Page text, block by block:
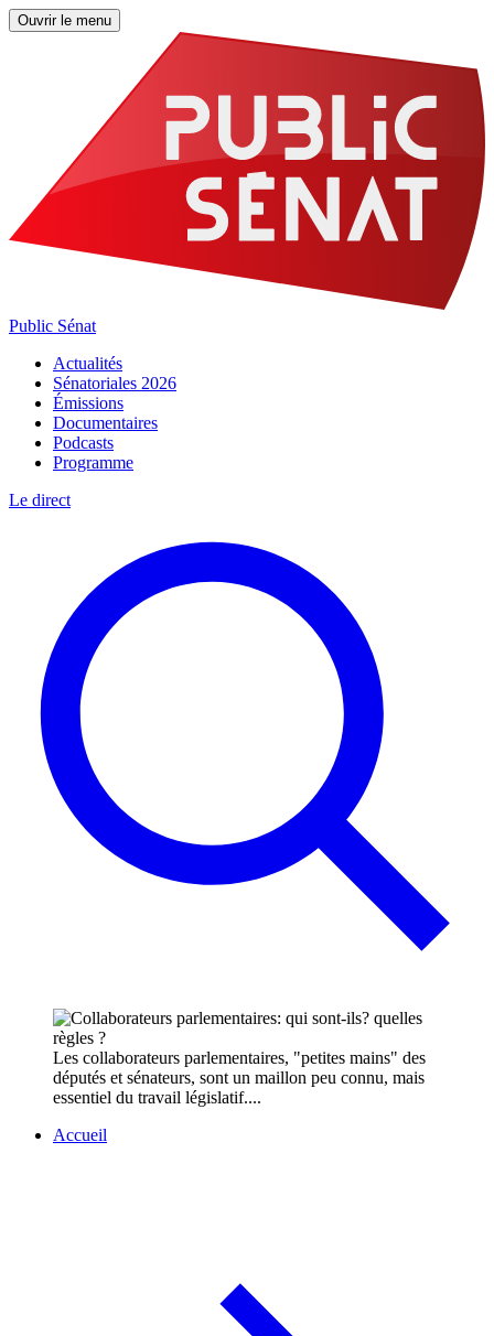
Ouvrir le menu
Public Sénat
Actualités
Sénatoriales 2026
Émissions
Documentaires
Podcasts
Programme
Le direct
Les collaborateurs parlementaires, "petites mains" des
députés et sénateurs, sont un maillon peu connu, mais
essentiel du travail législatif....
Accueil